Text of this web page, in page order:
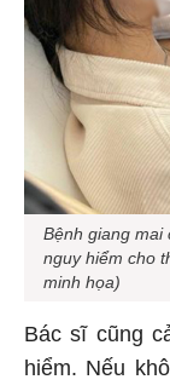
Bệnh giang mai
nguy hiểm cho
minh họa)
Bác sĩ cũng
hiểm. Nếu